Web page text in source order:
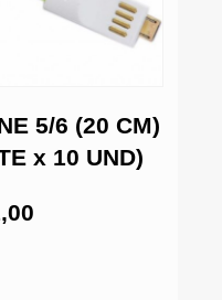
5/6 (20 CM)
x 10 UND)